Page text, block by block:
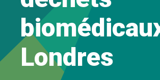
Londres